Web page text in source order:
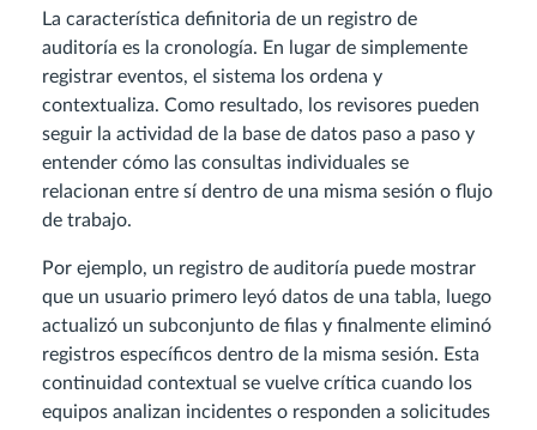
La característica definitoria de un registro de
auditoría es la cronología. En lugar de simplemente
registrar eventos, el sistema los ordena y
contextualiza. Como resultado, los revisores pueden
seguir la actividad de la base de datos paso a paso y
entender cómo las consultas individuales se
relacionan entre sí dentro de una misma sesión o flujo
de trabajo.
Por ejemplo, un registro de auditoría puede mostrar
que un usuario primero leyó datos de una tabla, luego
actualizó un subconjunto de filas y finalmente eliminó
registros específicos dentro de la misma sesión. Esta
continuidad contextual se vuelve crítica cuando los
equipos analizan incidentes o responden a solicitudes